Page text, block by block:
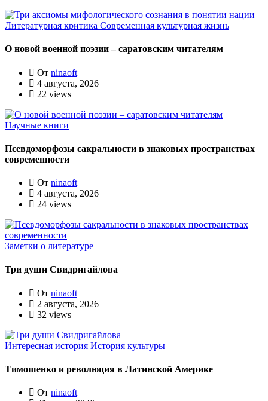
Литературная критика Современная культурная жизнь
О новой военной поэзии – саратовским читателям
От ninaoft
4 августа, 2026
22 views
Научные книги
Псевдоморфозы сакральности в знаковых пространствах
современности
От ninaoft
4 августа, 2026
24 views
Заметки о литературе
Три души Свидригайлова
От ninaoft
2 августа, 2026
32 views
Интересная история История культуры
Тимошенко и революция в Латинской Америке
От ninaoft